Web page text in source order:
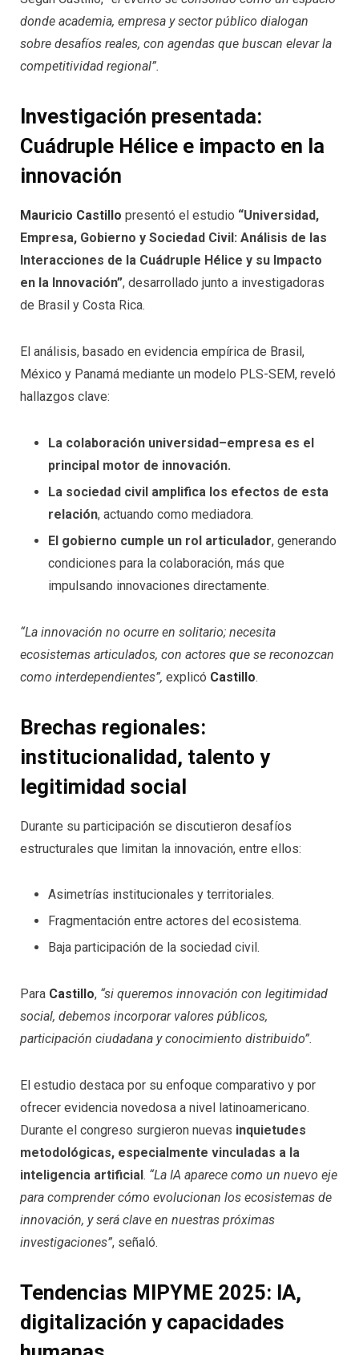
donde academia, empresa y sector público dialogan
sobre desafíos reales, con agendas que buscan elevar la
competitividad regional”.
Investigación presentada:
Cuádruple Hélice e impacto en la
innovación
Mauricio Castillo presentó el estudio “Universidad,
Empresa, Gobierno y Sociedad Civil: Análisis de las
Interacciones de la Cuádruple Hélice y su Impacto
en la Innovación”, desarrollado junto a investigadoras
de Brasil y Costa Rica.
El análisis, basado en evidencia empírica de Brasil,
México y Panamá mediante un modelo PLS-SEM, reveló
hallazgos clave:
La colaboración universidad–empresa es el
principal motor de innovación.
La sociedad civil amplifica los efectos de esta
relación, actuando como mediadora.
El gobierno cumple un rol articulador, generando
condiciones para la colaboración, más que
impulsando innovaciones directamente.
“La innovación no ocurre en solitario; necesita
ecosistemas articulados, con actores que se reconozcan
como interdependientes”, explicó Castillo.
Brechas regionales:
institucionalidad, talento y
legitimidad social
Durante su participación se discutieron desafíos
estructurales que limitan la innovación, entre ellos:
Asimetrías institucionales y territoriales.
Fragmentación entre actores del ecosistema.
Baja participación de la sociedad civil.
Para Castillo, “si queremos innovación con legitimidad
social, debemos incorporar valores públicos,
participación ciudadana y conocimiento distribuido”.
El estudio destaca por su enfoque comparativo y por
ofrecer evidencia novedosa a nivel latinoamericano.
Durante el congreso surgieron nuevas inquietudes
metodológicas, especialmente vinculadas a la
inteligencia artificial. “La IA aparece como un nuevo eje
para comprender cómo evolucionan los ecosistemas de
innovación, y será clave en nuestras próximas
investigaciones”, señaló.
Tendencias MIPYME 2025: IA,
digitalización y capacidades